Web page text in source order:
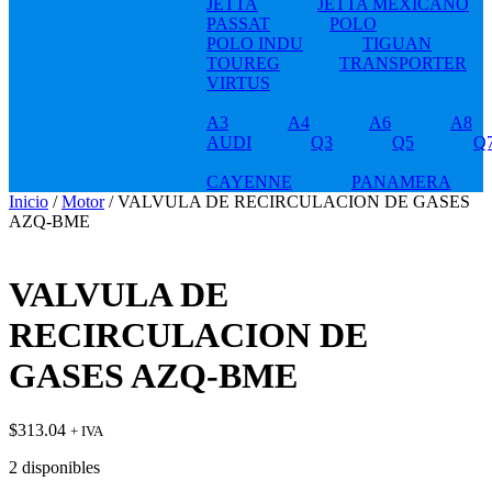
JETTA
JETTA MEXICANO
PASSAT
POLO
POLO INDU
TIGUAN
TOUREG
TRANSPORTER
VIRTUS
A3 A4 A6
A8
AUDI
Q3 Q5
CAYENNE
PANAMERA
Inicio /Motor/ VALVULA DE RECIRCULACION DE GASES
AZQ-BME
VALVULA DE
RECIRCULACION DE
GASES AZQ-BME
$313.04 + IVA
2 disponibles